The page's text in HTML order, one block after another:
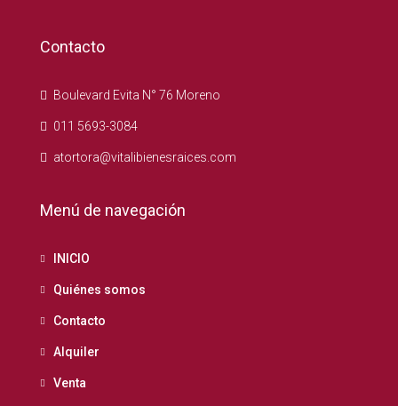
Contacto
Boulevard Evita N° 76 Moreno
011 5693-3084
atortora@vitalibienesraices.com
Menú de navegación
INICIO
Quiénes somos
Contacto
Alquiler
Venta